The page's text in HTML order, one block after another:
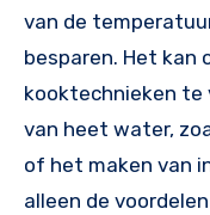
van de
besparen. Het kan
kooktechnieken te
van heet water,
of het maken van
alleen de